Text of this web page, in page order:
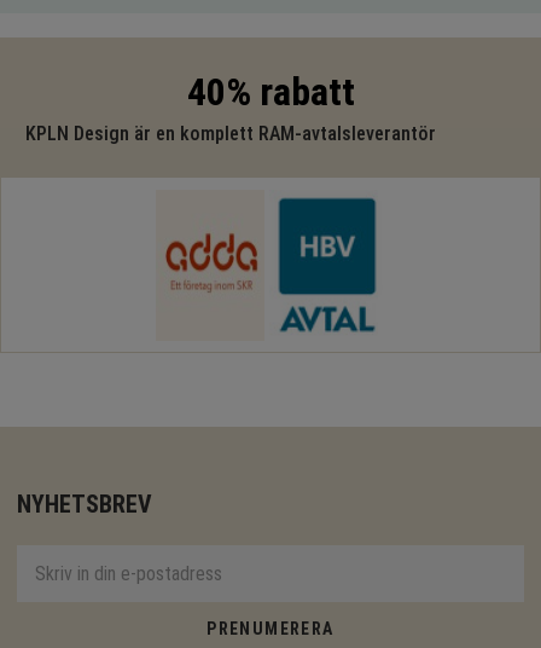
40% rabatt
KPLN Design är en komplett RAM-avtalsleverantör
NYHETSBREV
PRENUMERERA